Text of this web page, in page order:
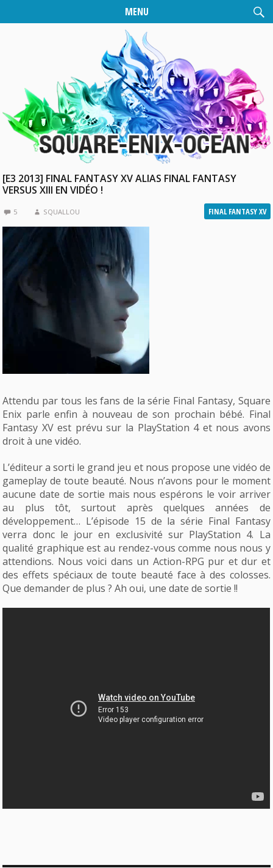
MENU
[E3 2013] FINAL FANTASY XV ALIAS FINAL FANTASY
VERSUS XIII EN VIDÉO !
FINAL FANTASY XV
5 SQUALLOU
Attendu par tous les fans de la série Final Fantasy, Square
Enix parle enfin à nouveau de son prochain bébé. Final
Fantasy XV est prévu sur la PlayStation 4 et nous avons
droit à une vidéo.
L’éditeur a sorti le grand jeu et nous propose une vidéo de
gameplay de toute beauté. Nous n’avons pour le moment
aucune date de sortie mais nous espérons le voir arriver
au plus tôt, surtout après quelques années de
développement… L’épisode 15 de la série Final Fantasy
verra donc le jour en exclusivité sur PlayStation 4. La
qualité graphique est au rendez-vous comme nous nous y
attendions. Nous voici dans un Action-RPG pur et dur et
des effets spéciaux de toute beauté face à des colosses.
Que demander de plus ? Ah oui, une date de sortie !!